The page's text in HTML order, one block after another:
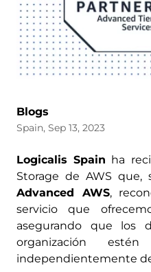
Blogs
Spain, Sep 13, 2023
Logicalis Spain ha
Storage de AWS que,
Advanced AWS,
servicio que
asegurando que los
organización
independientemente